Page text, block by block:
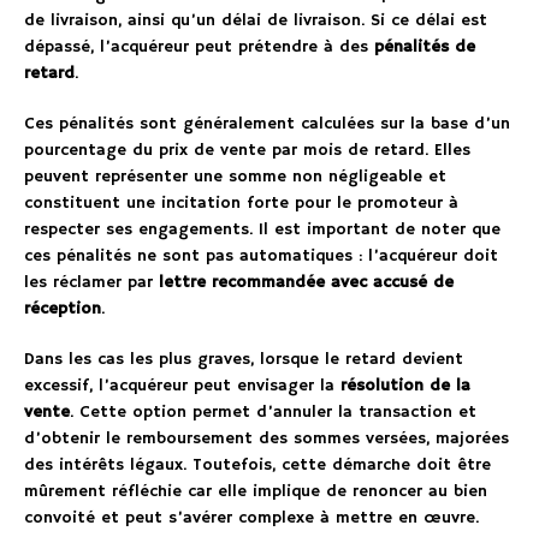
de livraison, ainsi qu’un délai de livraison. Si ce délai est
dépassé, l’acquéreur peut prétendre à des pénalités de
retard.
Ces pénalités sont généralement calculées sur la base d’un
pourcentage du prix de vente par mois de retard. Elles
peuvent représenter une somme non négligeable et
constituent une incitation forte pour le promoteur à
respecter ses engagements. Il est important de noter que
ces pénalités ne sont pas automatiques : l’acquéreur doit
les réclamer par lettre recommandée avec accusé de
réception.
Dans les cas les plus graves, lorsque le retard devient
excessif, l’acquéreur peut envisager la résolution de la
vente. Cette option permet d’annuler la transaction et
d’obtenir le remboursement des sommes versées, majorées
des intérêts légaux. Toutefois, cette démarche doit être
mûrement réfléchie car elle implique de renoncer au bien
convoité et peut s’avérer complexe à mettre en œuvre.